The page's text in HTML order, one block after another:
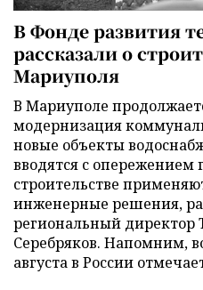
В Фонде развития
рассказали о
Мариуполя
В Мариуполе
модернизация
новые объекты
вводятся с опережением
строительстве
инженерные решения,
региональный
Серебряков. Напомним,
августа в России